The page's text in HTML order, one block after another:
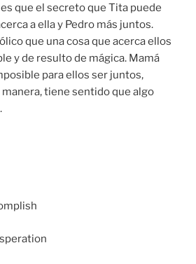
que el secreto que Tita puede
a ella y Pedro más juntos.
que una cosa que acerca ellos
y de resulto de mágica. Mamá
para ellos ser juntos,
tiene sentido que algo